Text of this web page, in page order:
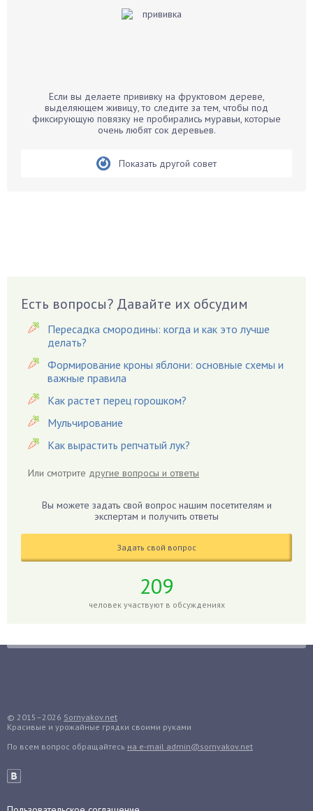
Бархатцы
Бегония
Вешенки
Виноград
Вредители
Гардения
Гацания
Гвоздики
Георгины
Гиацинт
Гладиолусы
Гранат
Грядки
Гуава
Декабрист
Если вы делаете прививку на фруктовом дереве,
выделяющем живицу, то следите за тем, чтобы под
фиксирующую повязку не пробирались муравьи, которые
очень любят сок деревьев.
Показать другой совет
Есть вопросы? Давайте их обсудим
Пересадка смородины: когда и как это лучше
делать?
Формирование кроны яблони: основные схемы и
важные правила
Как растет перец горошком?
Мульчирование
Как вырастить репчатый лук?
Или смотрите другие вопросы и ответы
Вы можете задать свой вопрос нашим посетителям и
экспертам и получить ответы
Задать свой вопрос
209
человек участвуют в обсуждениях
© 2015–2026 Sornyakov.net
Красивые и урожайные грядки своими руками
По всем вопрос обращайтесь на e-mail admin@sornyakov.net